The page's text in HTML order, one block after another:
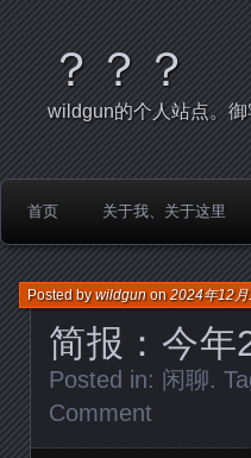
？？？
wildgun的个人站点。
首页 关于我、关于这里
简报：今年
Posted bywildgunon2024年12
Posted in: 闲聊.
Comment